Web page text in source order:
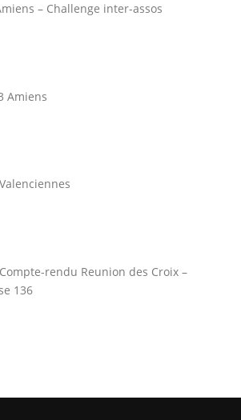
– Challenge inter-assos
Amiens
rendu Reunion des Croix –
136